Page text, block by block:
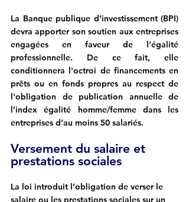
La Banque publique d’investissement (BPI)
devra apporter son soutien aux entreprises
engagées en faveur de l’égalité
professionnelle. De ce fait, elle
conditionnera l'octroi de financements en
prêts ou en fonds propres au respect de
l'obligation de publication annuelle de
l’index égalité homme/femme dans les
entreprises d’au moins 50 salariés.
Versement du salaire et
prestations sociales
La loi introduit l’obligation de verser le
salaire ou les prestations sociales sur un